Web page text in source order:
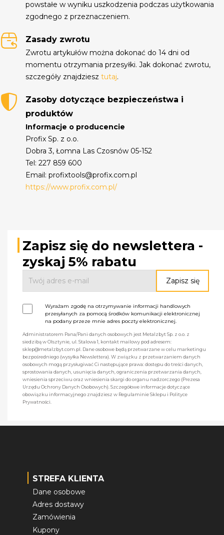
powstałe w wyniku uszkodzenia podczas użytkowania
zgodnego z przeznaczeniem.
Zasady zwrotu
Zwrotu artykułów można dokonać do 14 dni od
momentu otrzymania przesyłki. Jak dokonać zwrotu,
szczegóły znajdziesztutaj.
Zasoby dotyczące bezpieczeństwa i
produktów
Informacje o producencie
Profix Sp. z o.o.
Dobra 3, Łomna Las Czosnów 05-152
Tel: 227 859 600
Email: profixtools@profix.com.pl
https://www.profix.com.pl/
Zapisz się do newslettera -
zyskaj 5% rabatu
Wyrażam zgodę na otrzymywanie informacji handlowych
przesyłanych za pomocą środków komunikacji elektronicznej
na podany przeze mnie adres poczty elektronicznej.
Administratorem Pana/Pani danych osobowych jest Metalzbyt Sp. z o.o. z
siedzibą w Olsztynie, ul. Stalowa 1, kontakt mailowy pod adresem:
sklep@metalzbyt.com.pl. Dane osobowe będą przetwarzane w celu marketingu
bezpośredniego (wysyłka Newslettera). W związku z przetwarzaniem danych
osobowych mogą przysługiwać Ci następujące prawa: dostępu do treści danych,
sprostowania danych, usunięcia danych, ograniczenia przetwarzania danych,
wniesienia sprzeciwu oraz wniesienia skargi do organu nadzorczego (Prezesa
Urzędu Ochrony Danych Osobowych). Szczegółowe informacje dotyczące
obowiązku informacyjnego znajdziesz w Regulaminie Sklepu i Polityce
Prywatności.
STREFA KLIENTA
Dane osobowe
Adres dostawy
Zamówienia
Kupony